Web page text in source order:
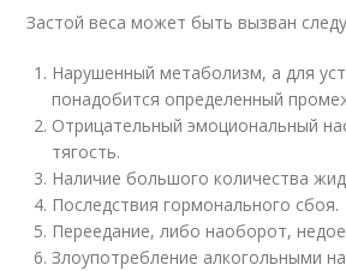
Застой веса может быть вызван
Нарушенный метаболизм, а для
понадобится определенный
Отрицательный эмоциональный
тягость.
Наличие большого количества
Последствия гормонального сбоя.
Переедание, либо наоборот,
Злоупотребление алкогольными